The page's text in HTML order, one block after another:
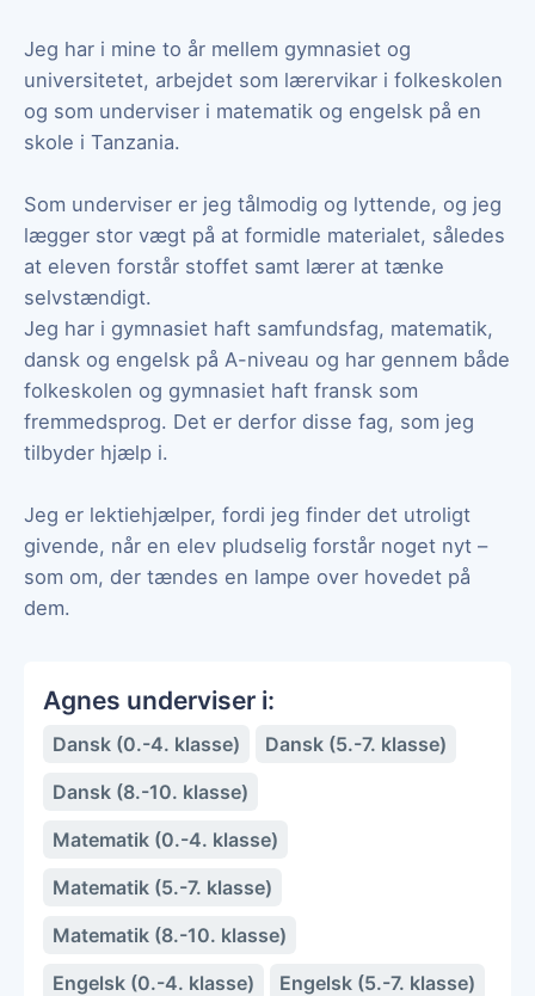
Jeg har i mine to år mellem gymnasiet og
universitetet, arbejdet som lærervikar i folkeskolen
og som underviser i matematik og engelsk på en
skole i Tanzania.
Som underviser er jeg tålmodig og lyttende, og jeg
lægger stor vægt på at formidle materialet, således
at eleven forstår stoffet samt lærer at tænke
selvstændigt.
Jeg har i gymnasiet haft samfundsfag, matematik,
dansk og engelsk på A-niveau og har gennem både
folkeskolen og gymnasiet haft fransk som
fremmedsprog. Det er derfor disse fag, som jeg
tilbyder hjælp i.
Jeg er lektiehjælper, fordi jeg finder det utroligt
givende, når en elev pludselig forstår noget nyt –
som om, der tændes en lampe over hovedet på
dem.
Agnes underviser i:
Dansk (0.-4. klasse)
Dansk (5.-7. klasse)
Dansk (8.-10. klasse)
Matematik (0.-4. klasse)
Matematik (5.-7. klasse)
Matematik (8.-10. klasse)
Engelsk (0.-4. klasse)
Engelsk (5.-7. klasse)